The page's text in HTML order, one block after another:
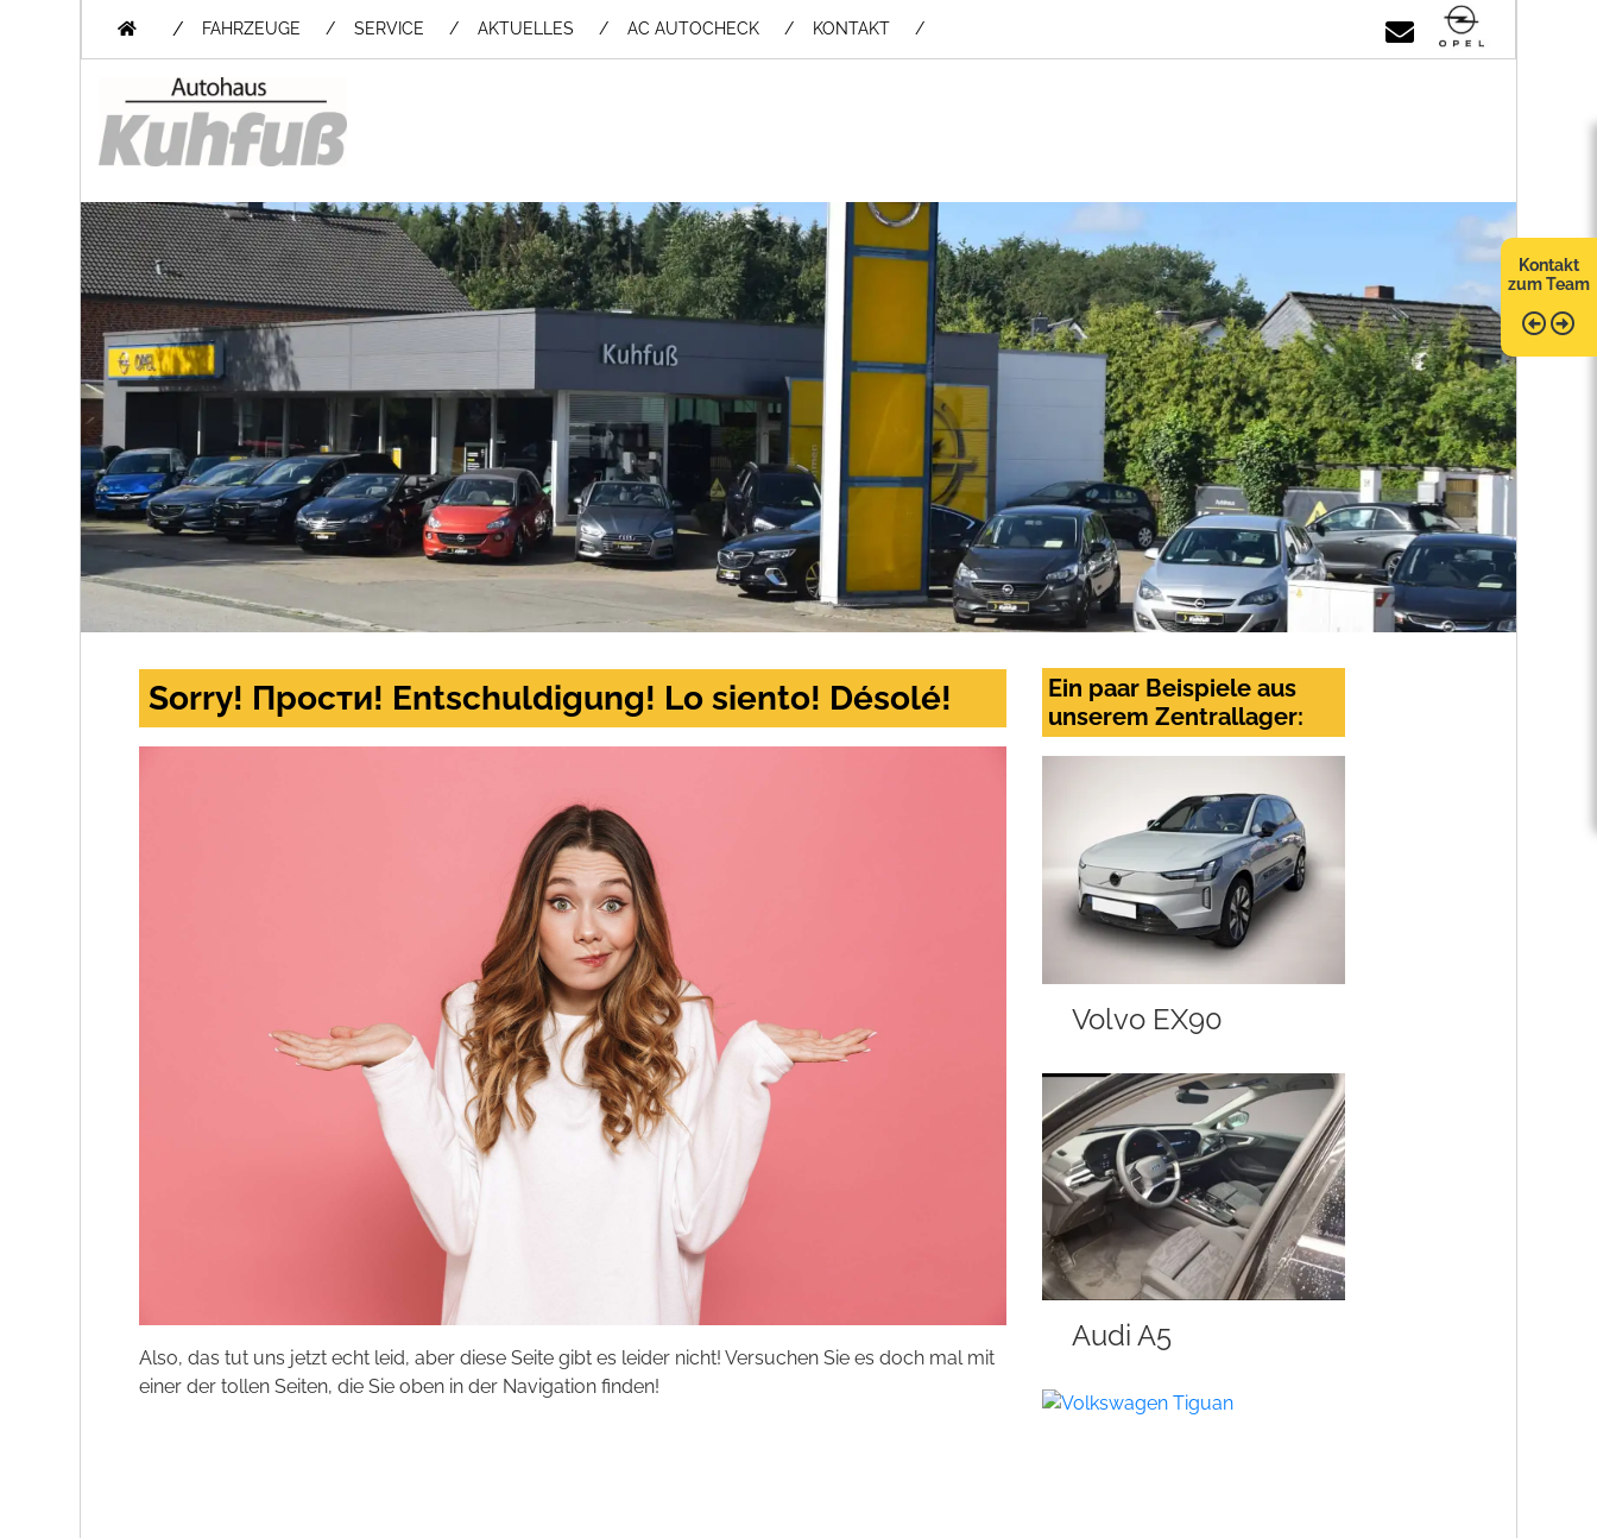
/ FAHRZEUGE SERVICE AKTUELLES AC AUTOCHECK KONTAKT
Kontakt
zum Team
Sorry! Прости! Entschuldigung! Lo siento! Désolé!
Also, das tut uns jetzt echt leid, aber diese Seite gibt es leider nicht! Versuchen Sie es doch mal mit
einer der tollen Seiten, die Sie oben in der Navigation finden!
Ein paar Beispiele aus
unserem Zentrallager:
Volvo EX90
Audi A5